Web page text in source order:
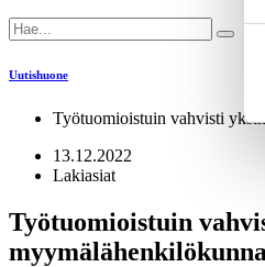
Uutishuone
Työtuomioistuin vahvisti
13.12.2022
Lakiasiat
Työtuomioistuin